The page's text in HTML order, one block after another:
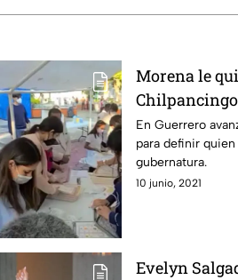
Morena le
En Guerrero
para definir
gubernatura.
10 junio, 2021
Evelyn